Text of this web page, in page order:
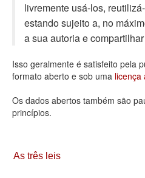
Processo Legislativo
Deputados Estaduais
Administração
Legislação
Agenda
Contato
livremente usá-los,
estando sujeito a, no
a sua autoria e
Isso geralmente é satisfeito pela
formato aberto e sob uma licença
Os dados abertos também são
princípios.
As três leis